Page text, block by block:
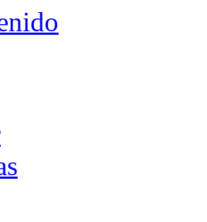
do